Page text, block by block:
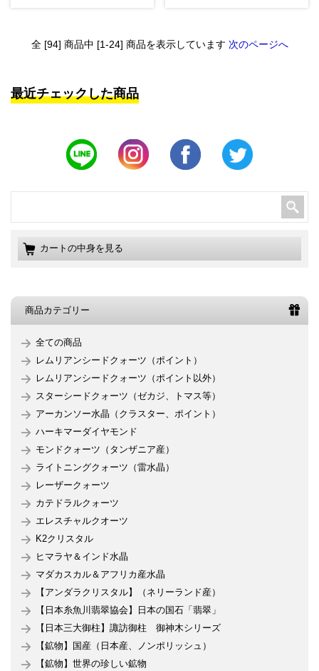
全 [94] 商品中 [1-24] 商品を表示しています 次のページへ
最近チェックした商品
カートの中身を見る
商品カテゴリー
全ての商品
レムリアンシードクォーツ（ポイント）
レムリアンシードクォーツ（ポイント以外）
スターシードクォーツ（ゼカジ、トマス等）
アーカンソー水晶（クラスター、ポイント）
ハーキマーダイヤモンド
モンドクォーツ（タンザニア産）
ライトニングクォーツ（雷水晶）
レーザークォーツ
カテドラルクォーツ
エレスチャルクオーツ
K2クリスタル
ヒマラヤ＆インド水晶
マダカスカル＆アフリカ産水晶
【アンダラクリスタル】（ネリーランド産）
【日本糸魚川翡翠協会】日本の国石「翡翠」
【日本三大御柱】諏訪御柱 御神木シリーズ
【鉱物】国産（日本産、ノンポリッシュ）
【鉱物】世界の珍しい鉱物